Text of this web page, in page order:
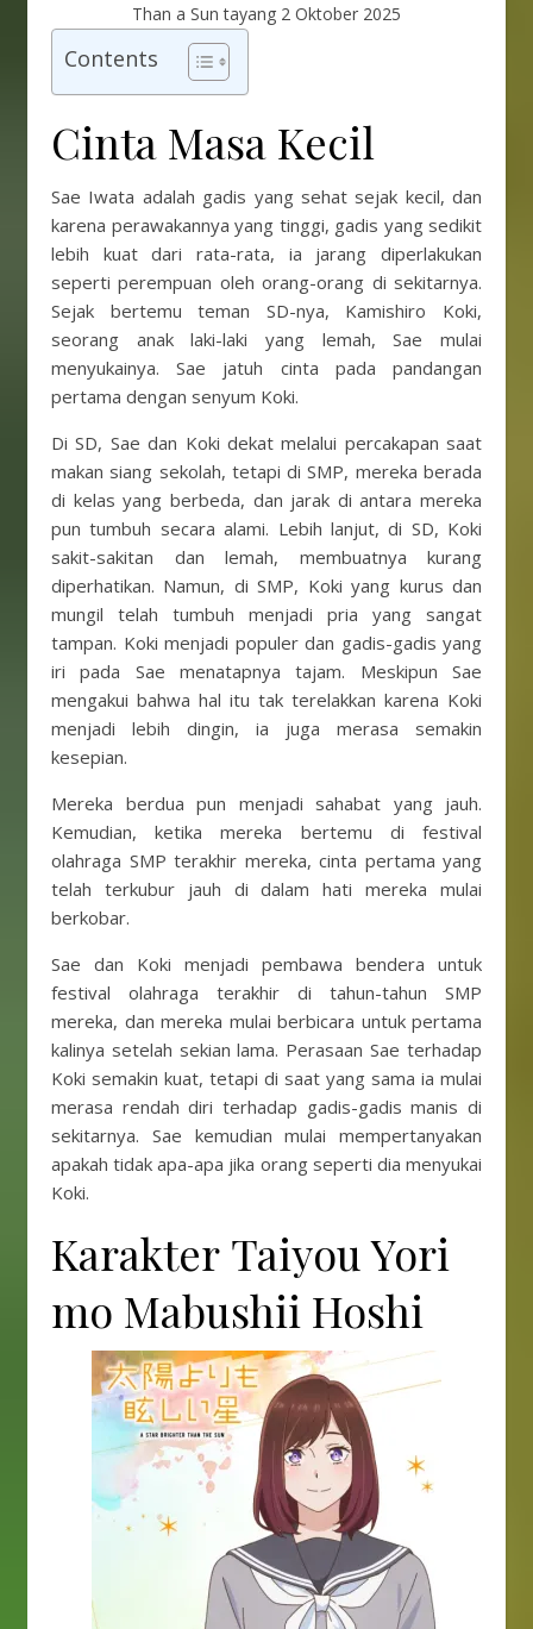
Than a Sun tayang 2 Oktober 2025
Contents
Cinta Masa Kecil
Sae Iwata adalah gadis yang sehat sejak kecil, dan
karena perawakannya yang tinggi, gadis yang sedikit
lebih kuat dari rata-rata, ia jarang diperlakukan
seperti perempuan oleh orang-orang di sekitarnya.
Sejak bertemu teman SD-nya, Kamishiro Koki,
seorang anak laki-laki yang lemah, Sae mulai
menyukainya. Sae jatuh cinta pada pandangan
pertama dengan senyum Koki.
Di SD, Sae dan Koki dekat melalui percakapan saat
makan siang sekolah, tetapi di SMP, mereka berada
di kelas yang berbeda, dan jarak di antara mereka
pun tumbuh secara alami. Lebih lanjut, di SD, Koki
sakit-sakitan dan lemah, membuatnya kurang
diperhatikan. Namun, di SMP, Koki yang kurus dan
mungil telah tumbuh menjadi pria yang sangat
tampan. Koki menjadi populer dan gadis-gadis yang
iri pada Sae menatapnya tajam. Meskipun Sae
mengakui bahwa hal itu tak terelakkan karena Koki
menjadi lebih dingin, ia juga merasa semakin
kesepian.
Mereka berdua pun menjadi sahabat yang jauh.
Kemudian, ketika mereka bertemu di festival
olahraga SMP terakhir mereka, cinta pertama yang
telah terkubur jauh di dalam hati mereka mulai
berkobar.
Sae dan Koki menjadi pembawa bendera untuk
festival olahraga terakhir di tahun-tahun SMP
mereka, dan mereka mulai berbicara untuk pertama
kalinya setelah sekian lama. Perasaan Sae terhadap
Koki semakin kuat, tetapi di saat yang sama ia mulai
merasa rendah diri terhadap gadis-gadis manis di
sekitarnya. Sae kemudian mulai mempertanyakan
apakah tidak apa-apa jika orang seperti dia menyukai
Koki.
Karakter Taiyou Yori
mo Mabushii Hoshi